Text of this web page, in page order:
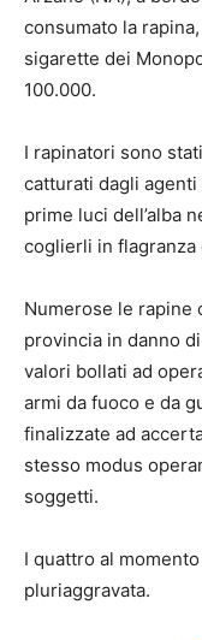
consumato la
sigarette dei
100.000.
I rapinatori sono
catturati dagli
prime luci dell’alba
coglierli in flagranza
Numerose le rapine
provincia in danno
valori bollati ad
armi da fuoco e da
finalizzate ad
stesso modus
soggetti.
I quattro al
pluriaggravata.